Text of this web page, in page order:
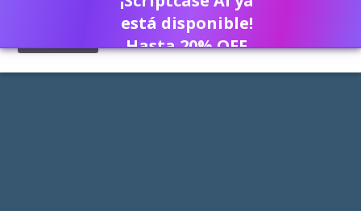
está disponible!
Hasta 20% OFF